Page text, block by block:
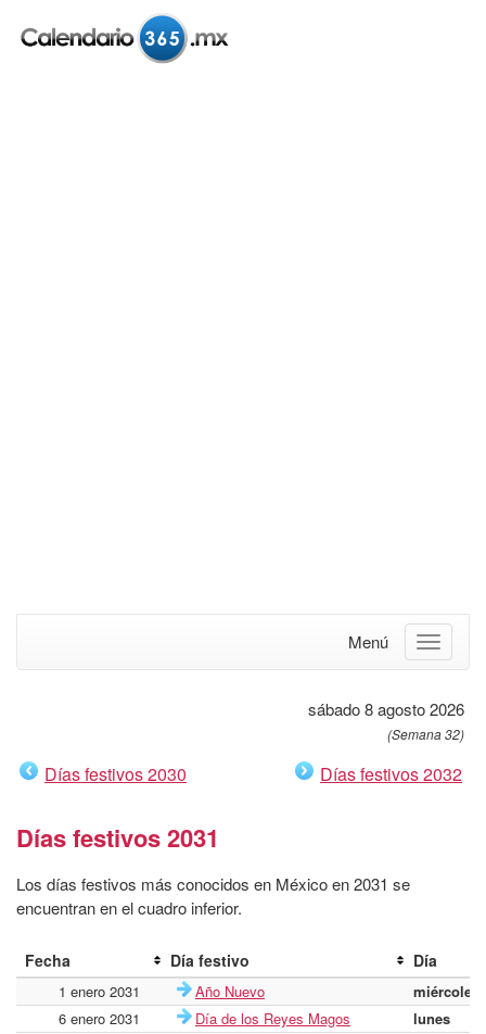
Menú
sábado 8 agosto 2026
(Semana 32)
Días festivos 2030 Días festivos 2032
Días festivos 2031
Los días festivos más conocidos en México en 2031 se
encuentran en el cuadro inferior.
Fecha Día festivo Día
1 enero 2031 Año Nuevo
miércoles
6 enero 2031
Día de los Reyes Magos
lunes